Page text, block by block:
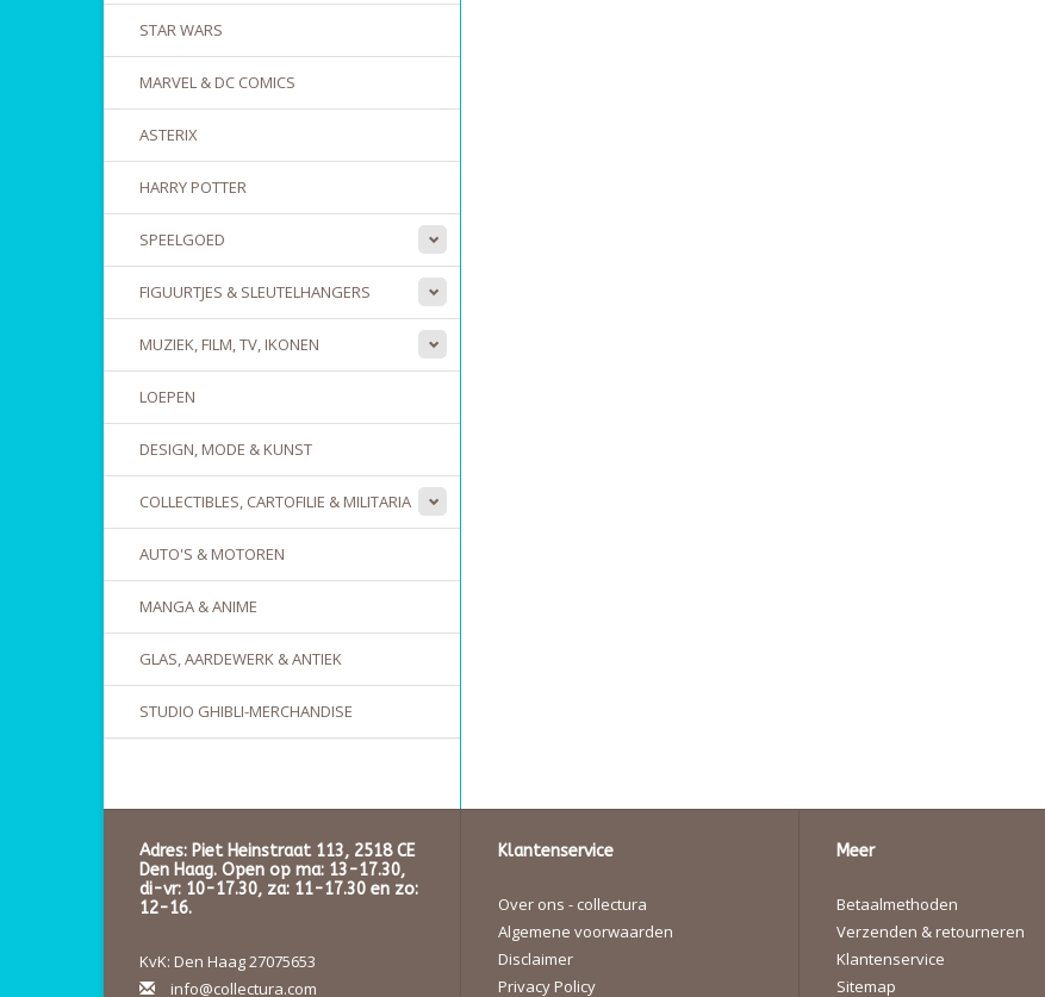
STAR WARS
MARVEL & DC COMICS
ASTERIX
HARRY POTTER
SPEELGOED
FIGUURTJES & SLEUTELHANGERS
MUZIEK, FILM, TV, IKONEN
LOEPEN
DESIGN, MODE & KUNST
COLLECTIBLES, CARTOFILIE & MILITARIA
AUTO'S & MOTOREN
MANGA & ANIME
GLAS, AARDEWERK & ANTIEK
STUDIO GHIBLI-MERCHANDISE
Adres: Piet Heinstraat 113, 2518 CE
Den Haag. Open op ma: 13-17.30,
di-vr: 10-17.30, za: 11-17.30 en zo:
12-16.
KvK: Den Haag 27075653
info@collectura.com
Klantenservice
Over ons - collectura
Algemene voorwaarden
Disclaimer
Privacy Policy
Meer
Betaalmethoden
Verzenden & retourneren
Klantenservice
Sitemap